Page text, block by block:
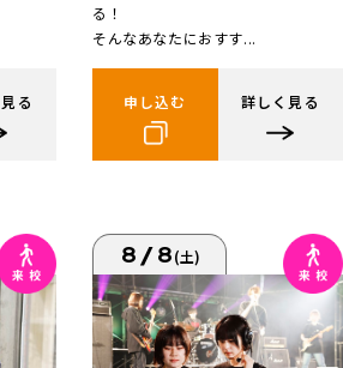
る
る！
そんなあなたにおすす...
申し込む 詳しく見る
8/8(土)